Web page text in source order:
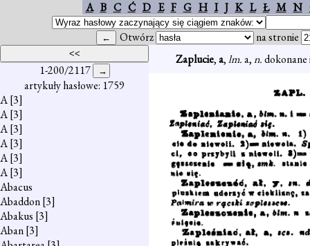
A B C Ć D E F G H I J K L Ł M N
Otwórz na stronie
1-200/2117
artykuły hasłowe: 1759
A[3]
A[3]
A[3]
A[3]
A[3]
A[3]
Abacus
Abaddon[3]
Abakus [3]
Aban[3]
Zaplucie,a,lm.a,n.